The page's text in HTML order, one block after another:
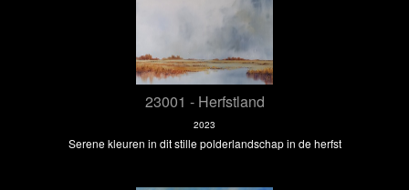
23001 - Herfstland
2023
Serene kleuren in dit stille polderlandschap in de herfst